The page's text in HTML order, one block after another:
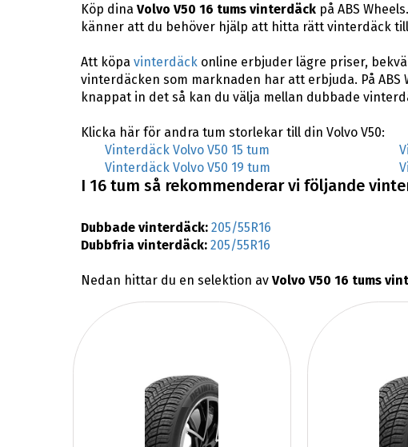
Köp dina Volvo V50 16 tums vinterdäckpå ABS
känner att du behöver hjälp att hitta rätt vinterdäck
Att köpa vinterdäckonline erbjuder lägre priser,
vinterdäcken som marknaden har att erbjuda. På
knappat in det så kan du välja mellan dubbade
Klicka här för andra tum storlekar till din Volvo V50:
Vinterdäck Volvo V50 15 tum
Vinterdäck Volvo V50 19 tum
I 16 tum så rekommenderar vi följande
Dubbade vinterdäck: 205/55R16
Dubbfria vinterdäck: 205/55R16
Nedan hittar du en selektion av Volvo V50 16 tums